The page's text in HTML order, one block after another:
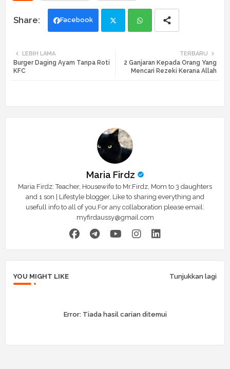
Facebook
tte ats
TERBARU
2 Ganjaran Kepada Orang Yang
Mencari Rezeki Kerana Allah
LEBIH LAMA
Burger Daging Ayam Tanpa Roti
KFC
Maria Firdz
Maria Firdz: Teacher, Housewife to Mr.Firdz, Mom to 3 daughters
and 1 son | Lifestyle blogger, Like to sharing everything and
usefull info to all of you.For any collaboration please email:
myfirdaussy@gmail.com
YOU MIGHT LIKE Tunjukkan lagi
Error:Tiada hasil carian ditemui